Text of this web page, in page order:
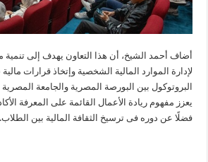
أضاف أحمد الشيخ، أن هذا التعاون يهدف إلى تنمية
لإدارة الموارد المالية الشخصية وإتخاذ قرارات
البروتوكول بين البورصة المصرية والجامعة
يعزز مفهوم ريادة الأعمال القائمة على المعرفة
فضلًا عن دوره فى ترسيخ الثقافة المالية بين الطلاب.